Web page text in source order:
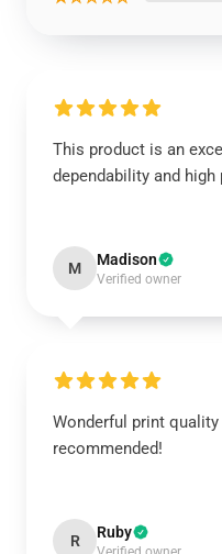
This product is an
dependability and high
M Madison
Verified owner
Wonderful print
recommended!
R Ruby